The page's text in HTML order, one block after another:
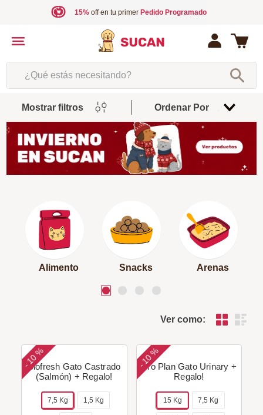
15%off en tu primer Pedido Programado
¿Qué estás necesitando?
Mostrar filtros Ordenar Por
Relevancia
Alimento Snacks Arenas
Ver como:
-
10 %
Biofresh Gato Castrado
(Salmón) + Regalo!
7,5 Kg 1,5 Kg
-
10 %
Pro Plan Gato Urinary +
Regalo!
15 Kg 7,5 Kg